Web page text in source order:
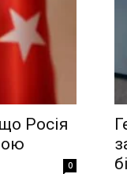
Росія
0